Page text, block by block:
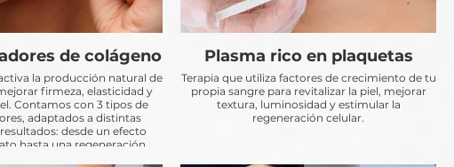
de colágeno
la producción natural de
firmeza, elasticidad y
Contamos con 3 tipos de
adaptados a distintas
desde un efecto
hasta una regeneración
Plasma rico en plaquetas
Terapia que utiliza factores de crecimiento de tu
propia sangre para revitalizar la piel, mejorar
textura, luminosidad y estimular la
regeneración celular.